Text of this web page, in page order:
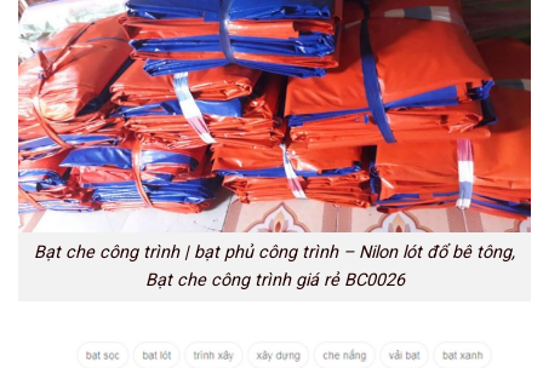
Bạt che công trình | bạt phủ công trình – Nilon lót đổ bê tông,
Bạt che công trình giá rẻ BC0026